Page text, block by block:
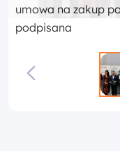
umowa na zakup
podpisana